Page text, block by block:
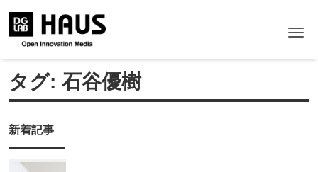
タグ: 石谷優樹
新着記事